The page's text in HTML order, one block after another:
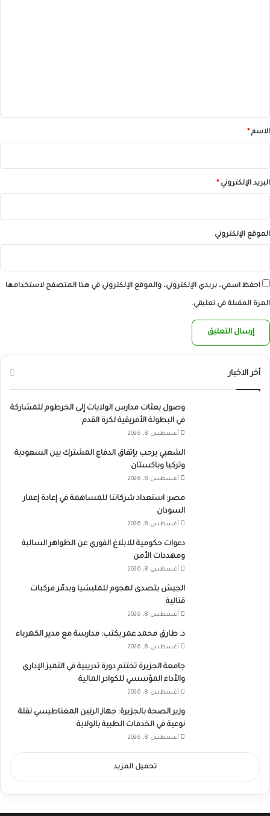
*الاسم *
البريد الإلكتروني *
الموقع الإلكتروني
احفظ اسمي، بريدي الإلكتروني، والموقع الإلكتروني في هذا المتصفح لاستخدامها
المرة المقبلة في تعليقي.
أخر الاخبار
وصول بعثات مدارس الولايات إلى الخرطوم للمشاركة
في البطولة الأفريقية لكرة القدم
أغسطس 8, 2026
الشعبي يرحب بإتفاق الدفاع المشترك بين السعودية
وتركيا وباكستان
أغسطس 8, 2026
مصر: استعداد شركاتنا للمساهمة في إعادة إعمار
السودان
أغسطس 8, 2026
دعوات حكومية للابلاغ الفوري عن الظواهر السالبة
ومهددات الأمن
أغسطس 8, 2026
الجيش يتصدى لهجوم للمليشيا ويدمّر مركبات
قتالية
أغسطس 8, 2026
د. طارق محمد عمر يكتب: مدارسة مع مدير الكهرباء
أغسطس 8, 2026
جامعة الجزيرة تختتم دورة تدريبية في التميز الإداري
والأداء المؤسسي للكوادر المالية
أغسطس 8, 2026
وزير الصحة بالجزيرة: جهاز الرنين المغناطيسي نقلة
نوعية في الخدمات الطبية بالولاية
أغسطس 8, 2026
تحميل المزيد